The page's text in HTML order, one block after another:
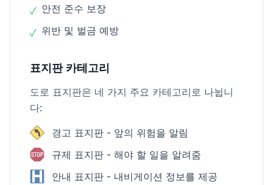
✓ 안전 준수 보장
✓ 위반 및 벌금 예방
표지판 카테고리
도로 표지판은 네 가지 주요 카테고리로 나뉩니
다:
경고 표지판 - 앞의 위험을 알림
규제 표지판 - 해야 할 일을 알려줌
안내 표지판 - 내비게이션 정보를 제공